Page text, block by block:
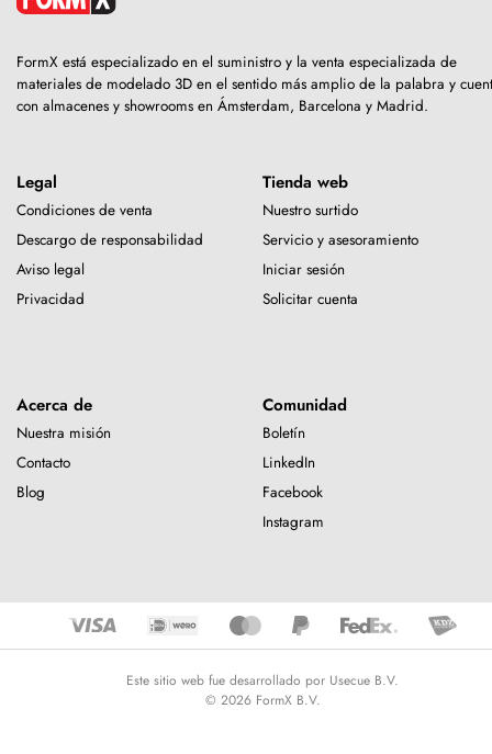
FormX está especializado en el suministro y la venta especializada de
materiales de modelado 3D en el sentido más amplio de la palabra y
con almacenes y showrooms en Ámsterdam, Barcelona y Madrid.
Legal
Condiciones de venta
Descargo de responsabilidad
Aviso legal
Privacidad
Tienda web
Nuestro surtido
Servicio y asesoramiento
Iniciar sesión
Solicitar cuenta
Acerca de
Nuestra misión
Contacto
Blog
Comunidad
Boletín
LinkedIn
Facebook
Instagram
Este sitio web fue desarrollado por Usecue B.V.
© 2026 FormX B.V.